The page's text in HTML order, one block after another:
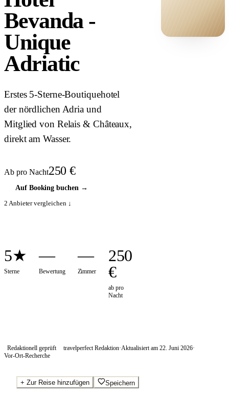
Bevanda -
Unique
Adriatic
Erstes 5-Sterne-Boutiquehotel
der nördlichen Adria und
Mitglied von Relais & Châteaux,
direkt am Wasser.
Ab pro Nacht250 €
Auf Booking buchen→
2 Anbieter vergleichen ↓
5★
Sterne
—
Bewertung
—
Zimmer
250
€
ab pro
Nacht
Redaktionell geprüft travelperfect Redaktion·Aktualisiert am 22. Juni 2026·
Vor-Ort-Recherche
+ Zur Reise hinzufügen Speichern